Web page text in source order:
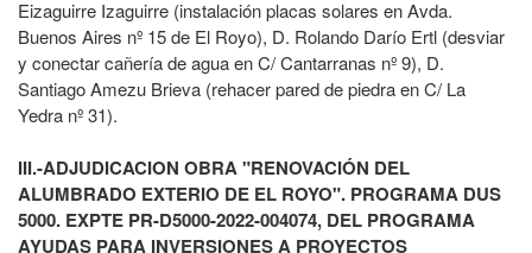
Eizaguirre Izaguirre (instalación placas solares en Avda.
Buenos Aires nº 15 de El Royo), D. Rolando Darío Ertl (desviar
y conectar cañería de agua en C/ Cantarranas nº 9), D.
Santiago Amezu Brieva (rehacer pared de piedra en C/ La
Yedra nº 31).
III.-ADJUDICACION OBRA "RENOVACIÓN DEL
ALUMBRADO EXTERIO DE EL ROYO". PROGRAMA DUS
5000. EXPTE PR-D5000-2022-004074, DEL PROGRAMA
AYUDAS PARA INVERSIONES A PROYECTOS